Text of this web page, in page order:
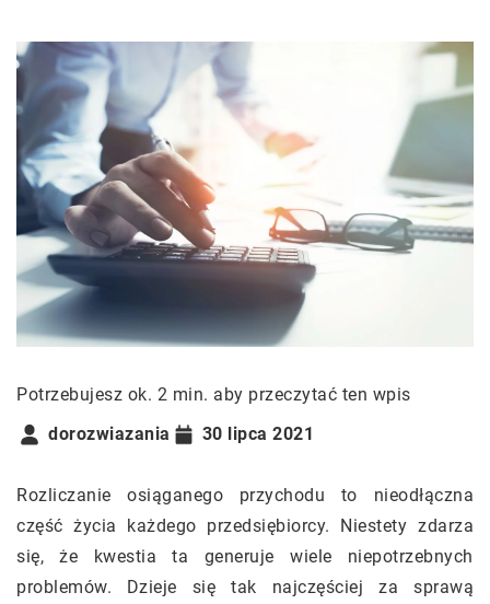
Potrzebujesz ok. 2 min. aby przeczytać ten wpis
dorozwiazania
30 lipca 2021
Rozliczanie osiąganego przychodu to nieodłączna
część życia każdego przedsiębiorcy. Niestety zdarza
się, że kwestia ta generuje wiele niepotrzebnych
problemów. Dzieje się tak najczęściej za sprawą